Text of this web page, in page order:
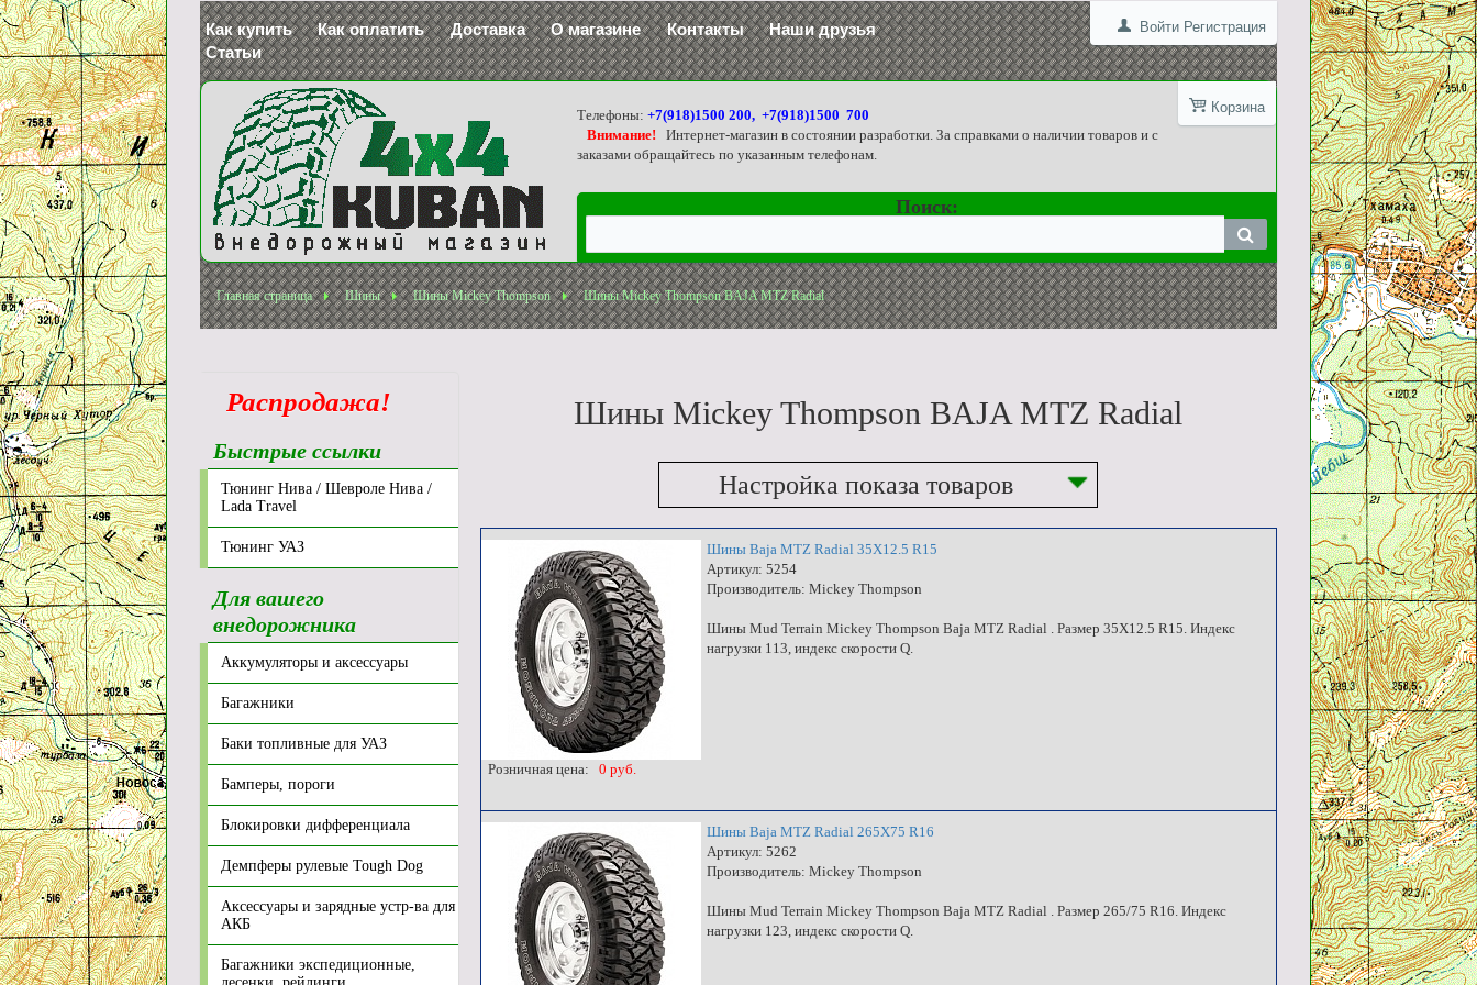
Войти Регистрация
Как купить Как оплатить Доставка О магазине Контакты
Наши друзья
Статьи
Корзина
Телефоны:+7(918)1500 200, +7(918)1500 700
Внимание!
Интернет-магазин в состоянии разработки. За справками о наличии товаров и с
заказами обращайтесь по указанным телефонам.
Поиск:
Главная страница Шины Шины Mickey Thompson Шины Mickey Thompson BAJA MTZ Radial
Шины Mickey Thompson BAJA MTZ Radial
Настройка показа товаров
Шины Baja MTZ Radial 35X12.5 R15
Артикул: 5254
Производитель: Mickey Thompson
Шины Mud Terrain Mickey Thompson Baja MTZ Radial . Размер 35X12.5 R15. Индекс
нагрузки 113, индекс скорости Q.
Розничная цена: 0 руб.
Шины Baja MTZ Radial 265X75 R16
Артикул: 5262
Производитель: Mickey Thompson
Шины Mud Terrain Mickey Thompson Baja MTZ Radial . Размер 265/75 R16. Индекс
нагрузки 123, индекс скорости Q.
Распродажа!
Быстрые ссылки
Тюнинг Нива / Шевроле Нива /
Lada Travel
Тюнинг УАЗ
Для вашего
внедорожника
Аккумуляторы и аксессуары
Багажники
Баки топливные для УАЗ
Бамперы, пороги
Блокировки дифференциала
Демпферы рулевые Tough Dog
Аксессуары и зарядные устр-ва для
АКБ
Багажники экспедиционные,